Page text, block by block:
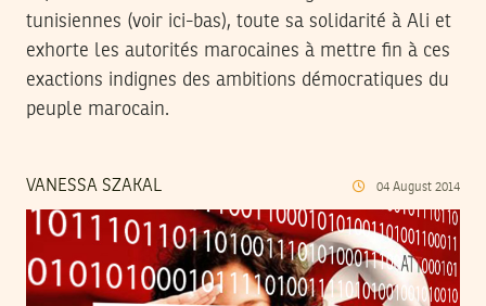
tunisiennes (voir ici-bas), toute sa solidarité à Ali et
exhorte les autorités marocaines à mettre fin à ces
exactions indignes des ambitions démocratiques du
peuple marocain.
VANESSA SZAKAL 04 August 2014